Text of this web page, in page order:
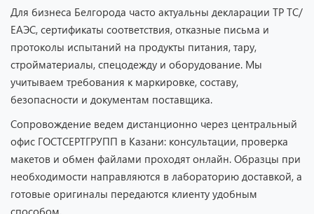
Для бизнеса Белгорода часто актуальны декларации ТР ТС/
ЕАЭС, сертификаты соответствия, отказные письма и
протоколы испытаний на продукты питания, тару,
стройматериалы, спецодежду и оборудование. Мы
учитываем требования к маркировке, составу,
безопасности и документам поставщика.
Сопровождение ведем дистанционно через центральный
офис ГОСТСЕРТГРУПП в Казани: консультации, проверка
макетов и обмен файлами проходят онлайн. Образцы при
необходимости направляются в лабораторию доставкой, а
готовые оригиналы передаются клиенту удобным